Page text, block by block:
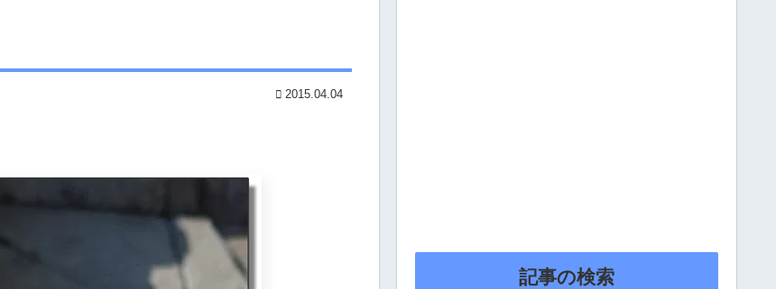
2015.04.04
記事の検索